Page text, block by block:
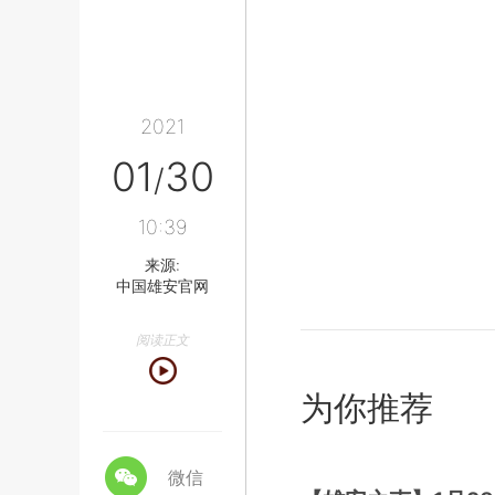
2021
01/30
10:39
来源:
中国雄安官网
阅读正文
微信
为你推荐